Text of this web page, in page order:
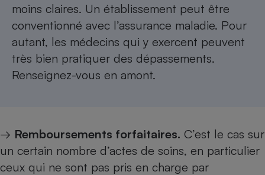
moins claires. Un établissement peut être
conventionné avec l’assurance maladie. Pour
autant, les médecins qui y exercent peuvent
très bien pratiquer des dépassements.
Renseignez-vous en amont.
→ Remboursements forfaitaires. C’est le cas sur
un certain nombre d’actes de soins, en parti­culier
ceux qui ne sont pas pris en charge par